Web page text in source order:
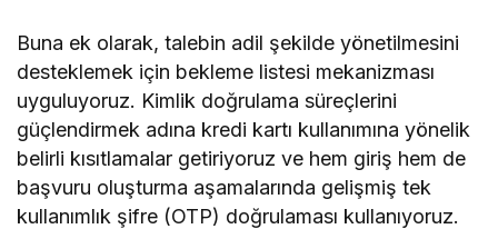
Buna ek olarak, talebin adil şekilde yönetilmesini
desteklemek için bekleme listesi mekanizması
uyguluyoruz. Kimlik doğrulama süreçlerini
güçlendirmek adına kredi kartı kullanımına yönelik
belirli kısıtlamalar getiriyoruz ve hem giriş hem de
başvuru oluşturma aşamalarında gelişmiş tek
kullanımlık şifre (OTP) doğrulaması kullanıyoruz.